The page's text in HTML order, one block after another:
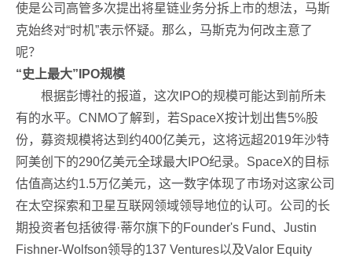
使是公司高管多次提出将星链业务分拆上市的想法，马斯
克始终对“时机”表示怀疑。那么，马斯克为何改主意了
呢？
“史上最大”IPO规模
根据彭博社的报道，这次IPO的规模可能达到前所未
有的水平。CNMO了解到，若SpaceX按计划出售5%股
份，募资规模将达到约400亿美元，这将远超2019年沙特
阿美创下的290亿美元全球最大IPO纪录。SpaceX的目标
估值高达约1.5万亿美元，这一数字体现了市场对这家公司
在太空探索和卫星互联网领域领导地位的认可。公司的长
期投资者包括彼得·蒂尔旗下的Founder's Fund、Justin
Fishner-Wolfson领导的137 Ventures以及Valor Equity